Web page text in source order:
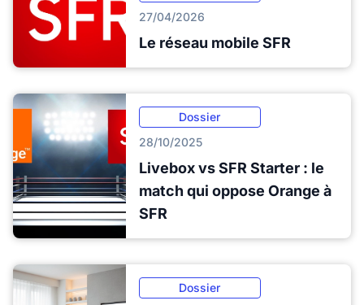
27/04/2026
Le réseau mobile SFR
Dossier
28/10/2025
Livebox vs SFR Starter : le
match qui oppose Orange à
SFR
Dossier